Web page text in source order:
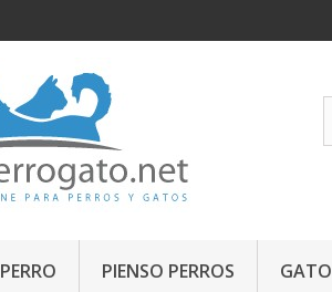
PERRO PIENSO PERROS GATO